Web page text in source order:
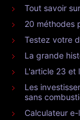
Tout savoir
20 méthodes
Testez votre
La grande
L'article 23 et
Les
sans
Calculateur